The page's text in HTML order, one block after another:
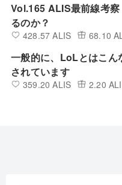
Vol.165 ALIS最前線考
るのか？
428.57 ALIS 68.10
一般的に、LoLとはこん
されています
359.20 ALIS 2.20